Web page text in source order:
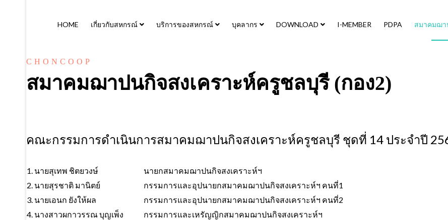
HOME เกี่ยวกับสหกรณ์ บริการของสหกรณ์ บุคลากร DOWNLOAD I-MEMBER PDPA สมาคมฌา
CHONCOOP
สมาคมฌาปนกิจสงเคราะห์ครูชลบุรี (กอง2)
คณะกรรมการดำเนินการสมาคมฌาปนกิจสงเคราะห์ครูชลบุรี ชุดที่ 14 ประจำปี
1. นายสุเทพ ชิตยวงษ์
นายกสมาคมฌาปนกิจสงเคราะห์ฯ
2. นายสุรชาติ มานิตย์
กรรมการและอุปนายกสมาคมฌาปนกิจสงเคราะห์ฯ คนที่1
3. นายเอนก ยังให้ผล
กรรมการและอุปนายกสมาคมฌาปนกิจสงเคราะห์ฯ คนที่2
4. นางสาวผกาวรรณ บุญเพ็ง
กรรมการและเหรัญญิกสมาคมฌาปนกิจสงเคราะห์ฯ